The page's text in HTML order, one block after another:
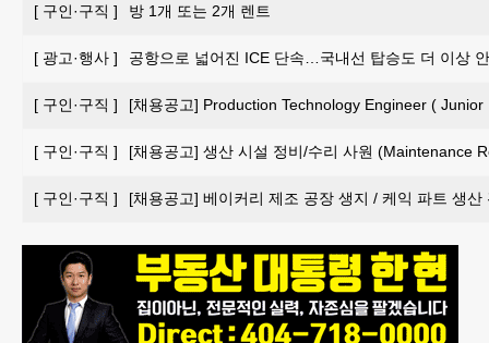
[ 구인·구직 ] 방 1개 또는 2개 렌트
[ 광고·행사 ] 공항으로 넓어진 ICE 단속…국내선 탑승도 더 이상
[ 구인·구직 ] [채용공고] Production Technology Engineer (
[ 구인·구직 ] [채용공고] 생산 시설 정비/수리 사원 (Maintenance
[ 구인·구직 ] [채용공고] 베이커리 제조 공장 생지 / 케익 파트 생